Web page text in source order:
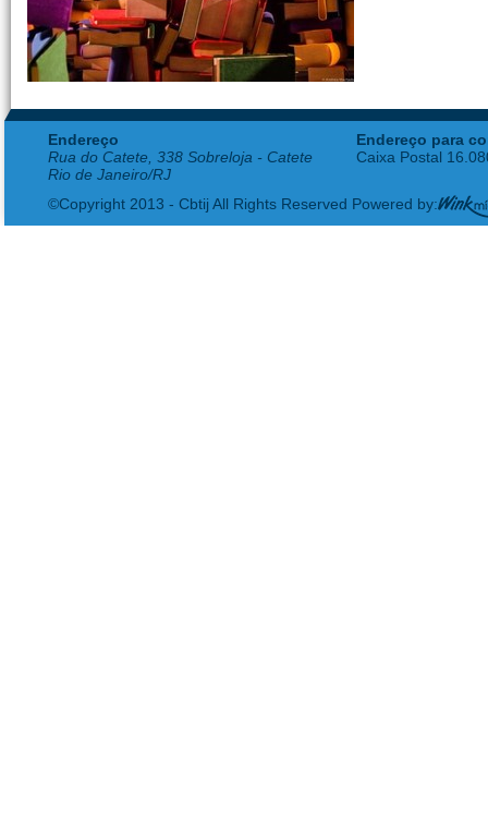
Endereço
Rua do Catete, 338 Sobreloja - Catete
Rio de Janeiro/RJ
Endereço para
Caixa Postal
©Copyright 2013 - Cbtij All Rights Reserved Powered by: